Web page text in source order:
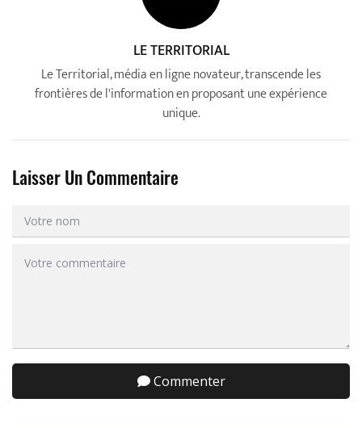
LE TERRITORIAL
Le Territorial, média en ligne novateur, transcende les
frontières de l'information en proposant une expérience
unique.
Laisser Un Commentaire
Commenter